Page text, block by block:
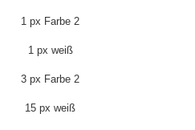
1 px Farbe 2
1 px weiß
3 px Farbe 2
15 px weiß